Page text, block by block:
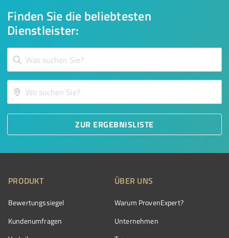
Finden Sie die beliebtesten
Dienstleister:
ZUR ERGEBNISLISTE
PRODUKT
Bewertungssiegel
Kundenumfragen
ÜBER UNS
Warum ProvenExpert?
Unternehmen